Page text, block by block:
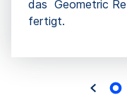
das Geometric
fertigt.